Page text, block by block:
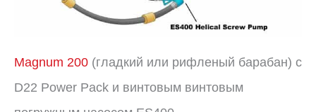
Magnum 200 (гладкий или рифленый барабан) с
D22 Power Pack и винтовым винтовым